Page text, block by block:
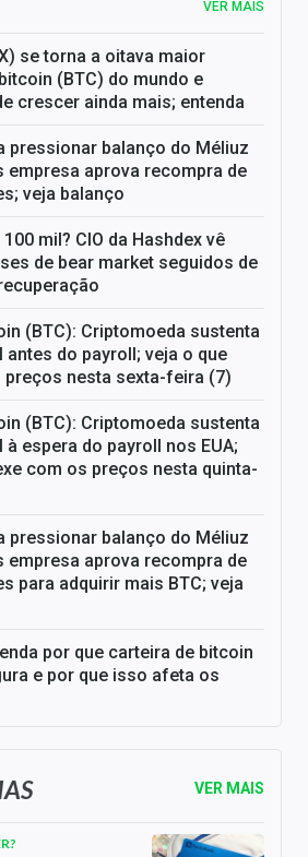
VER MAIS
se torna a oitava maior
(BTC) do mundo e
crescer ainda mais; entenda
pressionar balanço do Méliuz
empresa aprova recompra de
veja balanço
mil? CIO da Hashdex vê
de bear market seguidos de
(BTC): Criptomoeda sustenta
antes do payroll; veja o que
preços nesta sexta-feira (7)
(BTC): Criptomoeda sustenta
à espera do payroll nos EUA;
com os preços nesta quinta-
pressionar balanço do Méliuz
empresa aprova recompra de
para adquirir mais BTC; veja
por que carteira de bitcoin
e por que isso afeta os
VER MAIS